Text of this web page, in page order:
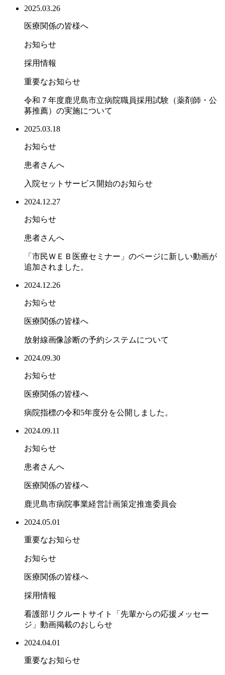
2025.03.26
医療関係の皆様へ
お知らせ
採用情報
重要なお知らせ
令和７年度鹿児島市立病院職員採用試験（薬剤師・公
募推薦）の実施について
2025.03.18
お知らせ
患者さんへ
入院セットサービス開始のお知らせ
2024.12.27
お知らせ
患者さんへ
「市民ＷＥＢ医療セミナー」のページに新しい動画が
追加されました。
2024.12.26
お知らせ
医療関係の皆様へ
放射線画像診断の予約システムについて
2024.09.30
お知らせ
医療関係の皆様へ
病院指標の令和5年度分を公開しました。
2024.09.11
お知らせ
患者さんへ
医療関係の皆様へ
鹿児島市病院事業経営計画策定推進委員会
2024.05.01
重要なお知らせ
お知らせ
医療関係の皆様へ
採用情報
看護部リクルートサイト「先輩からの応援メッセー
ジ」動画掲載のおしらせ
2024.04.01
重要なお知らせ